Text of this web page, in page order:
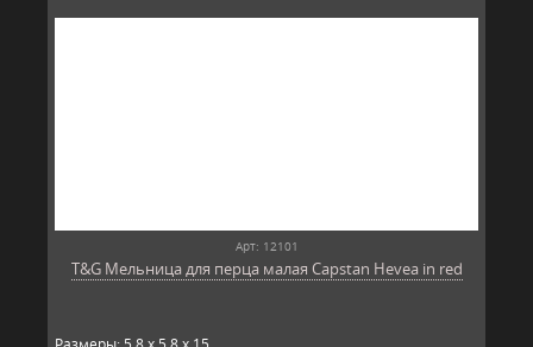
Арт: 12101
T&G Мельница для перца малая Capstan Hevea in red